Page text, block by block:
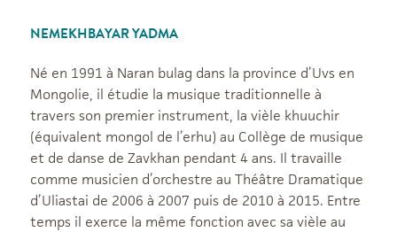
NEMEKHBAYAR YADMA
Né en 1991 à Naran bulag dans la province d’Uvs en
Mongolie, il étudie la musique traditionnelle à
travers son premier instrument, la vièle khuuchir
(équivalent mongol de l’erhu) au Collège de musique
et de danse de Zavkhan pendant 4 ans. Il travaille
comme musicien d’orchestre au Théâtre Dramatique
d’Uliastai de 2006 à 2007 puis de 2010 à 2015. Entre
temps il exerce la même fonction avec sa vièle au